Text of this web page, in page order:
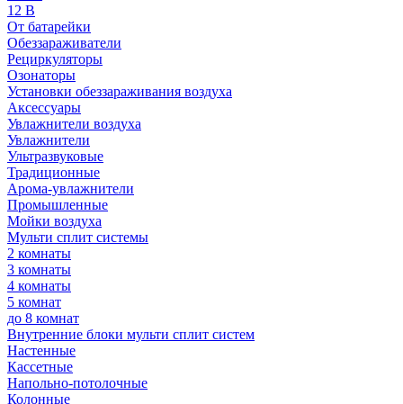
12 В
От батарейки
Обеззараживатели
Рециркуляторы
Озонаторы
Установки обеззараживания воздуха
Аксессуары
Увлажнители воздуха
Увлажнители
Ультразвуковые
Традиционные
Арома-увлажнители
Промышленные
Мойки воздуха
Мульти сплит системы
2 комнаты
3 комнаты
4 комнаты
5 комнат
до 8 комнат
Внутренние блоки мульти сплит систем
Настенные
Кассетные
Напольно-потолочные
Колонные